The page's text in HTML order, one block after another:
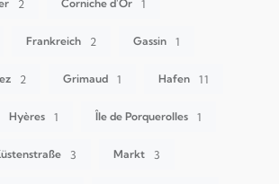
2 Corniche d'Or 1
Frankreich 2 Gassin 1
2 Grimaud 1 Hafen 11
Hyères 1 Île de Porquerolles 1
3 Markt 3